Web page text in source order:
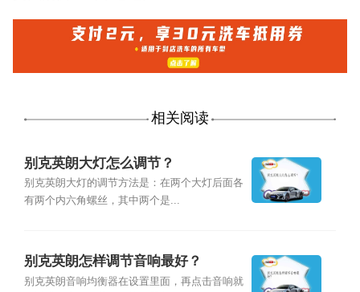
相关阅读
别克英朗大灯怎么调节？
别克英朗大灯的调节方法是：在两个大灯后面各
有两个内六角螺丝，其中两个是...
别克英朗怎样调节音响最好？
别克英朗音响均衡器在设置里面，再点击音响就